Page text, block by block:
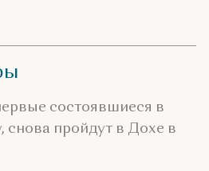
состоявшиеся в
снова пройдут в Дохе в